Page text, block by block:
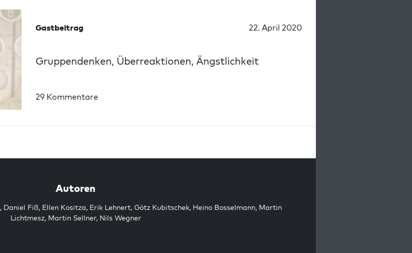
Gastbeitrag 22. April 2020
Gruppendenken, Überreaktionen, Ängstlichkeit
29 Kommentare
Autoren
, Daniel Fiß, Ellen Kositza, Erik Lehnert, Götz Kubitschek, Heino Bosselmann, Martin
Lichtmesz, Martin Sellner, Nils Wegner